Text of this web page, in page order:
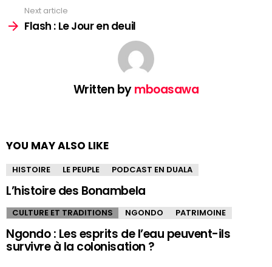
Next article
Flash : Le Jour en deuil
Written bymboasawa
YOU MAY ALSO LIKE
HISTOIRE LE PEUPLE PODCAST EN DUALA
L’histoire des Bonambela
CULTURE ET TRADITIONS NGONDO PATRIMOINE
Ngondo : Les esprits de l’eau peuvent-ils
survivre à la colonisation ?